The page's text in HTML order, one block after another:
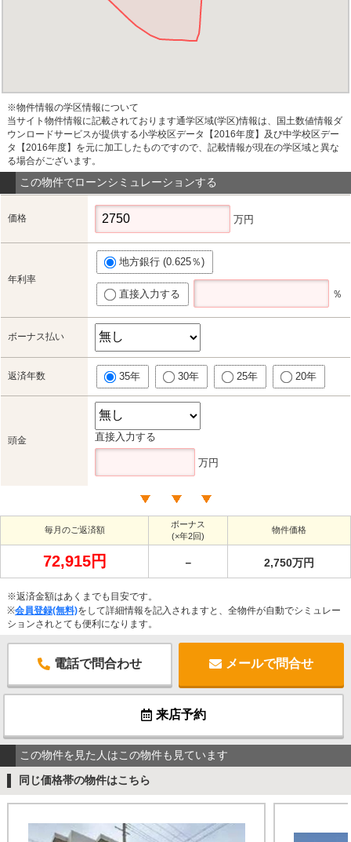
※物件情報の学区情報について
当サイト物件情報に記載されております通学区域(学区)情報は、国土数値情報ダ
ウンロードサービスが提供する小学校区データ【2016年度】及び中学校区デー
タ【2016年度】を元に加工したものですので、記載情報が現在の学区域と異な
る場合がございます。
この物件でローンシミュレーションする
価格 万円
年利率
地方銀行 (0.625％)
直接入力する ％
ボーナス払い
返済年数 35年 30年 25年 20年
頭金 直接入力する
万円
毎月のご返済額
ボーナス
(×年2回)
物件価格
72,915円 － 2,750万円
※返済金額はあくまでも目安です。
※会員登録(無料)をして詳細情報を記入されますと、全物件が自動でシミュレー
ションされとても便利になります。
電話で問合わせ メールで問合せ
来店予約
この物件を見た人はこの物件も見ています
同じ価格帯の物件はこちら